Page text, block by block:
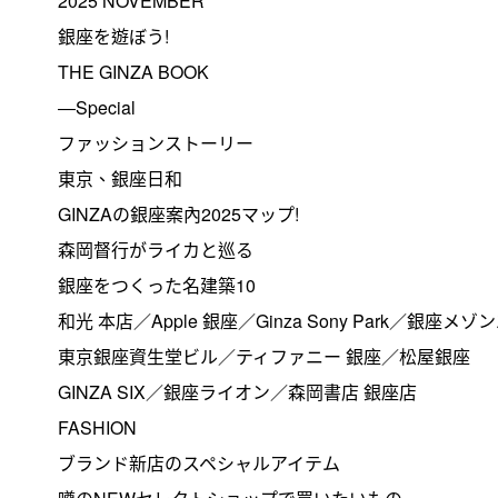
銀座を遊ぼう!
THE GINZA BOOK
―Special
ファッションストーリー
東京、銀座日和
GINZAの銀座案內2025マップ!
森岡督行がライカと巡る
銀座をつくった名建築10
和光 本店／Apple 銀座／Ginza Sony Park／銀座メゾ
東京銀座資生堂ビル／ティファニー 銀座／松屋銀座
GINZA SIX／銀座ライオン／森岡書店 銀座店
FASHION
ブランド新店のスペシャルアイテム